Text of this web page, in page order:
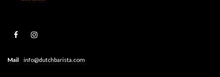
Mail info@dutchbarista.com